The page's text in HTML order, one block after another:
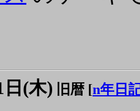
日(木) 旧暦 [n年日